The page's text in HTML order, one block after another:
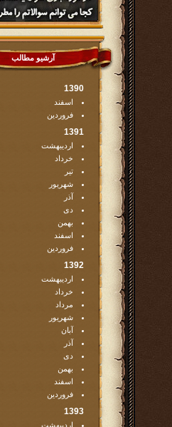
آرشیو مطالب
1390
اسفند
فروردین
1391
اردیبهشت
خرداد
تیر
شهریور
آذر
دی
بهمن
اسفند
فروردین
1392
اردیبهشت
خرداد
مرداد
شهریور
آبان
آذر
دی
بهمن
اسفند
فروردین
1393
اردیبهشت